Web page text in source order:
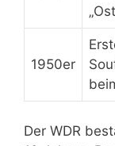
1950er
Der WDR